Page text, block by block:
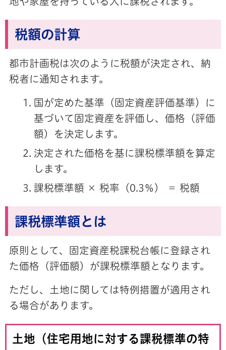
税額の計算
都市計画税は次のように税額が決定され、納
税者に通知されます。
国が定めた基準（固定資産評価基準）に
基づいて固定資産を評価し、価格（評価
額）を決定します。
決定された価格を基に課税標準額を算定
します。
課税標準額 × 税率（0.3％） ＝ 税額
課税標準額とは
原則として、固定資産税課税台帳に登録され
た価格（評価額）が課税標準額となります。
ただし、土地に関しては特例措置が適用され
る場合があります。
土地（住宅用地に対する課税標準の特